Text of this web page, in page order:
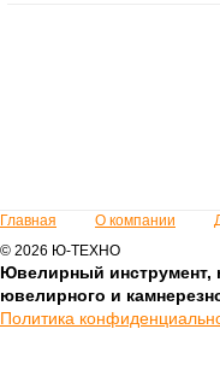
Главная О компании
© 2026 Ю-ТЕХНО
Ювелирный инструмент,
ювелирного и
Политика